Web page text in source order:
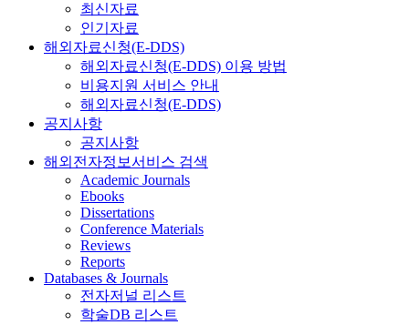
최신자료
인기자료
해외자료신청(E-DDS)
해외자료신청(E-DDS) 이용 방법
비용지원 서비스 안내
해외자료신청(E-DDS)
공지사항
공지사항
해외전자정보서비스 검색
Academic Journals
Ebooks
Dissertations
Conference Materials
Reviews
Reports
Databases & Journals
전자저널 리스트
학술DB 리스트